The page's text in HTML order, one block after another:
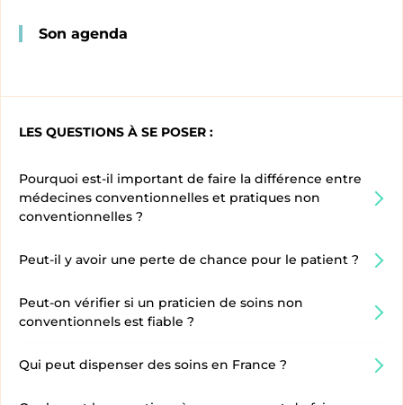
Son agenda
LES QUESTIONS À SE POSER :
Pourquoi est-il important de faire la différence entre
médecines conventionnelles et pratiques non
conventionnelles ?
Peut-il y avoir une perte de chance pour le patient ?
Peut-on vérifier si un praticien de soins non
conventionnels est fiable ?
Qui peut dispenser des soins en France ?